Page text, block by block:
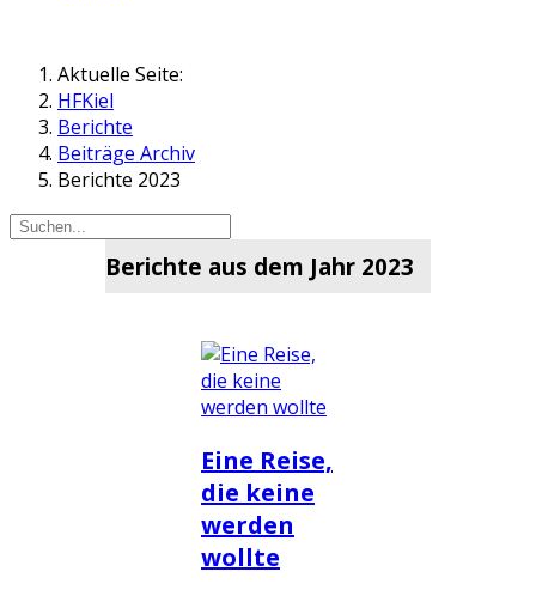
Aktuelle Seite:
HFKiel
Berichte
Beiträge Archiv
Berichte 2023
Berichte aus dem Jahr 2023
Eine Reise,
die keine
werden
wollte